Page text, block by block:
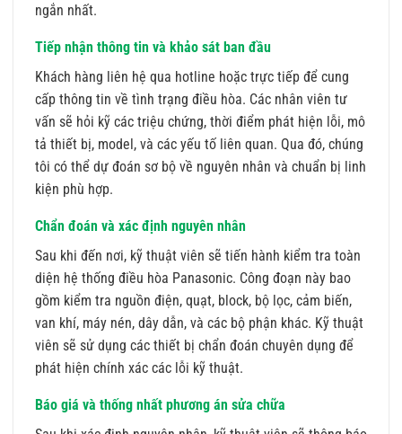
ngắn nhất.
Tiếp nhận thông tin và khảo sát ban đầu
Khách hàng liên hệ qua hotline hoặc trực tiếp để cung
cấp thông tin về tình trạng điều hòa. Các nhân viên tư
vấn sẽ hỏi kỹ các triệu chứng, thời điểm phát hiện lỗi, mô
tả thiết bị, model, và các yếu tố liên quan. Qua đó, chúng
tôi có thể dự đoán sơ bộ về nguyên nhân và chuẩn bị linh
kiện phù hợp.
Chẩn đoán và xác định nguyên nhân
Sau khi đến nơi, kỹ thuật viên sẽ tiến hành kiểm tra toàn
diện hệ thống điều hòa Panasonic. Công đoạn này bao
gồm kiểm tra nguồn điện, quạt, block, bộ lọc, cảm biến,
van khí, máy nén, dây dẫn, và các bộ phận khác. Kỹ thuật
viên sẽ sử dụng các thiết bị chẩn đoán chuyên dụng để
phát hiện chính xác các lỗi kỹ thuật.
Báo giá và thống nhất phương án sửa chữa